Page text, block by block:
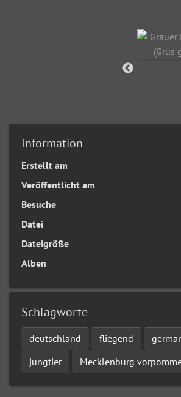
Information
Erstellt am
Veröffentlicht am
Besuche
Datei
Dateigröße
Alben
Schlagworte
deutschland fliegend
jungtier
Mecklenburg